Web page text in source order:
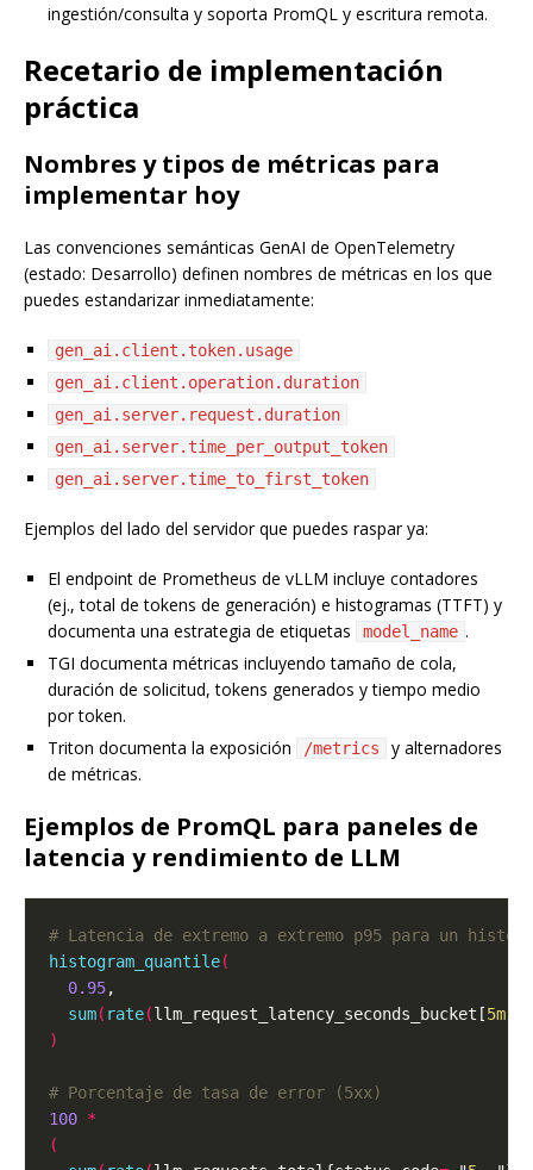
ingestión/consulta y soporta PromQL y escritura remota.
Recetario de implementación
práctica
Nombres y tipos de métricas para
implementar hoy
Las convenciones semánticas GenAI de OpenTelemetry
(estado: Desarrollo) definen nombres de métricas en los que
puedes estandarizar inmediatamente:
gen_ai.client.token.usage
gen_ai.client.operation.duration
gen_ai.server.request.duration
gen_ai.server.time_per_output_token
gen_ai.server.time_to_first_token
Ejemplos del lado del servidor que puedes raspar ya:
El endpoint de Prometheus de vLLM incluye contadores
(ej., total de tokens de generación) e histogramas (TTFT) y
documenta una estrategia de etiquetas
model_name .
TGI documenta métricas incluyendo tamaño de cola,
duración de solicitud, tokens generados y tiempo medio
por token.
Triton documenta la exposición
/metrics
y alternadores
de métricas.
Ejemplos de PromQL para paneles de
latencia y rendimiento de LLM
# Latencia de extremo a extremo p95 para un
histogram_quantile(
0.95
sum( rate(llm_request_latency_seconds_bucket[5m
)
# Porcentaje de tasa de error (5xx)
100 *
(